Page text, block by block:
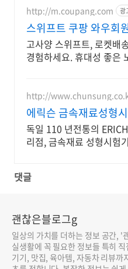
http://m.coupang.com 광
스위프트 쿠팡 와우회
고사양 스위프트, 로켓배
경험하세요. 휴대성 좋은
http://
에릭슨 금속재료성형
독일 110 년전통의
리점, 금속재료 성형시험기
댓글
괜찮은블로그g
일상의 가치를 더하는 정보 공간, '
실생활에 꼭 필요한 정보들 특히
기기, 맛집, 육아템, 자동차 리뷰까